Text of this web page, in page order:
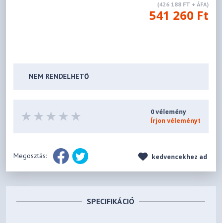
(426 188 FT + ÁFA)
541 260 Ft
NEM RENDELHETŐ
0 vélemény
Írjon véleményt
Megosztás: kedvencekhez ad
SPECIFIKÁCIÓ